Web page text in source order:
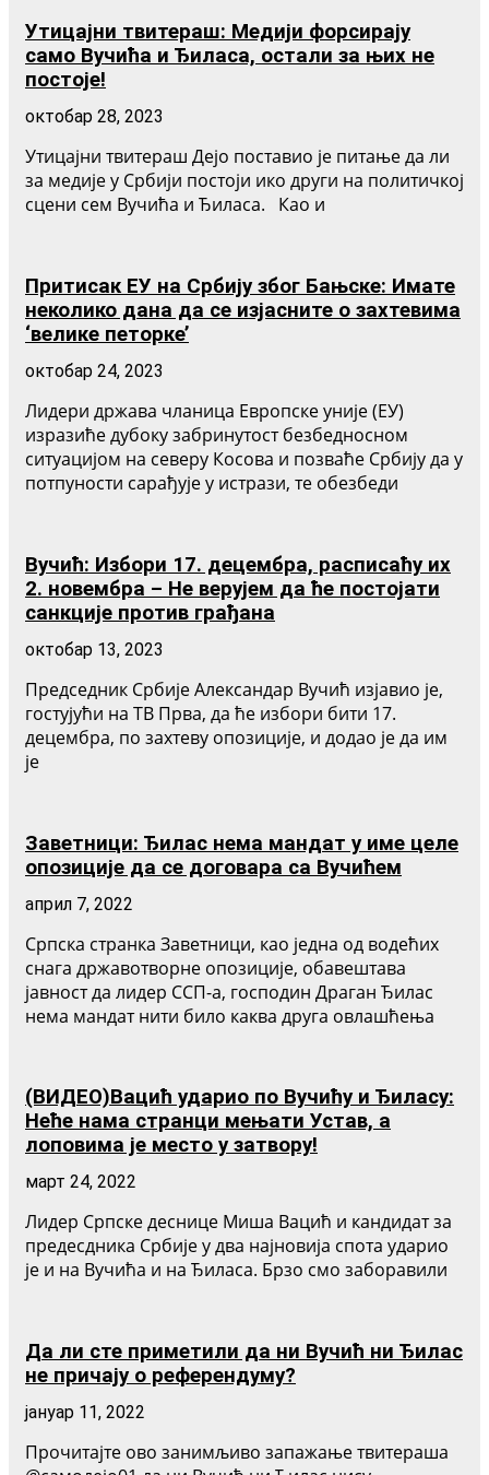
Утицајни твитераш: Медији форсирају
само Вучића и Ђиласа, остали за њих не
постоје!
октобар 28, 2023
Утицајни твитераш Дејо поставио је питање да ли
за медије у Србији постоји ико други на политичкој
сцени сем Вучића и Ђиласа. Као и
Притисак ЕУ на Србију због Бањске: Имате
неколико дана да се изјасните о захтевима
‘велике петорке’
октобар 24, 2023
Лидери држава чланица Европске уније (ЕУ)
изразиће дубоку забринутост безбедносном
ситуацијом на северу Косова и позваће Србију да у
потпуности сарађује у истрази, те обезбеди
Вучић: Избори 17. децембра, расписаћу их
2. новембра – Не верујем да ће постојати
санкције против грађана
октобар 13, 2023
Председник Србије Александар Вучић изјавио је,
гостујући на ТВ Прва, да ће избори бити 17.
децембра, по захтеву опозиције, и додао је да им
је
Заветници: Ђилас нема мандат у име целе
опозиције да се договара са Вучићем
април 7, 2022
Српска странка Заветници, као једна од водећих
снага државотворне опозиције, обавештава
јавност да лидер ССП-а, господин Драган Ђилас
нема мандат нити било каква друга овлашћења
(ВИДЕО)Вацић ударио по Вучићу и Ђиласу:
Неће нама странци мењати Устав, а
лоповима је место у затвору!
март 24, 2022
Лидер Српске деснице Миша Вацић и кандидат за
предесдника Србије у два најновија спота ударио
је и на Вучића и на Ђиласа. Брзо смо заборавили
Да ли сте приметили да ни Вучић ни Ђилас
не причају о референдуму?
јануар 11, 2022
Прочитајте ово занимљиво запажање твитераша